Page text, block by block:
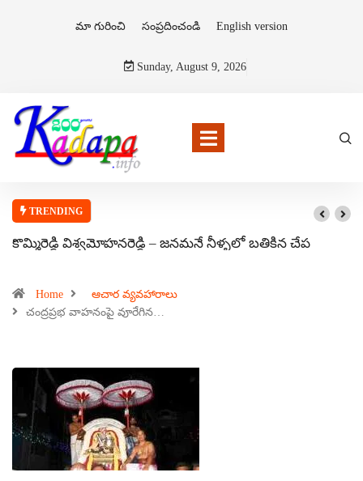
మా గురించి సంప్రదించండి English version
Sunday, August 9, 2026
TRENDING
కొమ్మిరెడ్డి విశ్వమోహనరెడ్డి – జనమనే నీళ్ళలో బతికిన చేప
Home
ఆచార వ్యవహారాలు
చంద్రప్రభ వాహనంపై వూరేగిన…